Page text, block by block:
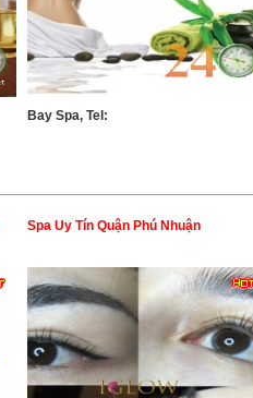
Bay Spa, Tel:
Spa Uy Tín Quận Phú Nhuận